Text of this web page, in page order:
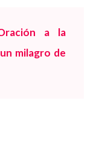
a la
milagro de